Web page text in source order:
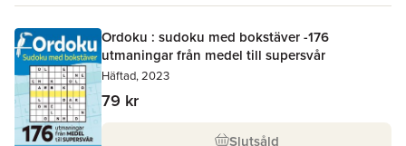
Ordoku : sudoku med bokstäver -176
utmaningar från medel till supersvår
Häftad, 2023
79 kr
Slutsåld